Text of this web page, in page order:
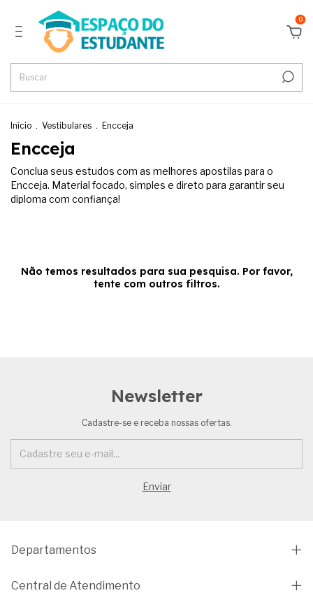
0
Início . Vestibulares . Encceja
Encceja
Conclua seus estudos com as melhores apostilas para o
Encceja. Material focado, simples e direto para garantir seu
diploma com confiança!
Não temos resultados para sua pesquisa. Por favor,
tente com outros filtros.
Newsletter
Cadastre-se e receba nossas ofertas.
Departamentos
Central de Atendimento